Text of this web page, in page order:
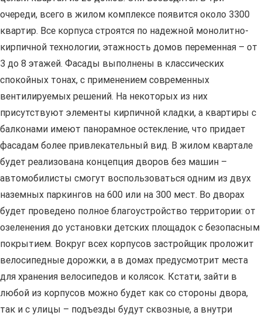
очереди, всего в жилом комплексе появится около 3300
квартир. Все корпуса строятся по надежной монолитно-
кирпичной технологии, этажность домов переменная – от
3 до 8 этажей. Фасады выполнены в классических
спокойных тонах, с применением современных
вентилируемых решений. На некоторых из них
присутствуют элементы кирпичной кладки, а квартиры с
балконами имеют панорамное остекление, что придает
фасадам более привлекательный вид. В жилом квартале
будет реализована концепция дворов без машин –
автомобилисты смогут воспользоваться одним из двух
наземных паркингов на 600 или на 300 мест. Во дворах
будет проведено полное благоустройство территории: от
озеленения до установки детских площадок с безопасным
покрытием. Вокруг всех корпусов застройщик проложит
велосипедные дорожки, а в домах предусмотрит места
для хранения велосипедов и колясок. Кстати, зайти в
любой из корпусов можно будет как со стороны двора,
так и с улицы – подъезды будут сквозные, а внутри